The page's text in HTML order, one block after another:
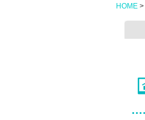
HOME >